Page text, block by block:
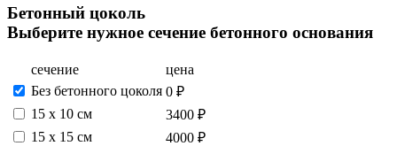
Бетонный цоколь
Выберите нужное сечение бетонного основания
сечение
цена
Без бетонного цоколя 0 ₽
15 х 10 см
3400 ₽
15 x 15 см
4000 ₽